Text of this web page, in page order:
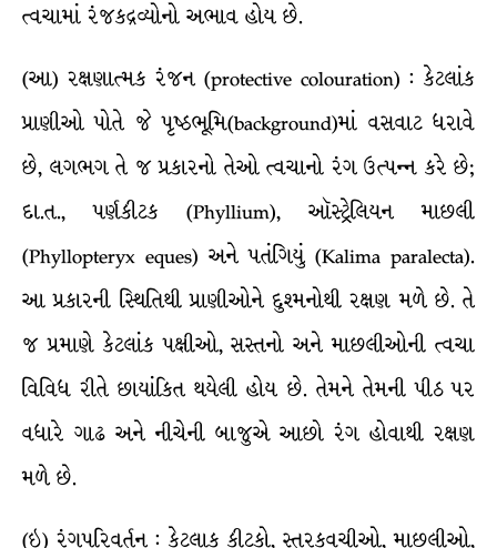
ત્વચામાં રંજકદ્રવ્યોનો અભાવ હોય છે.
(આ) રક્ષણાત્મક રંજન (protective colouration) : કેટલાંક
પ્રાણીઓ પોતે જે પૃષ્ઠભૂમિ(background)માં વસવાટ ધરાવે
છે, લગભગ તે જ પ્રકારનો તેઓ ત્વચાનો રંગ ઉત્પન્ન કરે છે;
દા.ત., પર્ણકીટક (Phyllium), ઑસ્ટ્રેલિયન માછલી
(Phyllopteryx eques) અને પતંગિયું (Kalima paralecta).
આ પ્રકારની સ્થિતિથી પ્રાણીઓને દુશ્મનોથી રક્ષણ મળે છે. તે
જ પ્રમાણે કેટલાંક પક્ષીઓ, સસ્તનો અને માછલીઓની ત્વચા
વિવિધ રીતે છાયાંકિત થયેલી હોય છે. તેમને તેમની પીઠ પર
વધારે ગાઢ અને નીચેની બાજુએ આછો રંગ હોવાથી રક્ષણ
મળે છે.
(ઇ) રંગપરિવર્તન : કેટલાક કીટકો, સ્તરકવચીઓ, માછલીઓ,